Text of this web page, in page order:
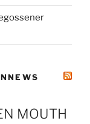
MOUTH